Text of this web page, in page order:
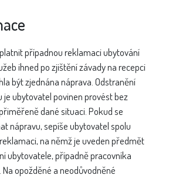
případnou reklamaci ubytování
ihned po zjištění závady na recepci
být zjednána náprava. Odstranění
je ubytovatel povinen provést bez
dané situaci. Pokud se
nápravu, sepíše ubytovatel spolu
na němž je uveden předmět
ubytovatele, případně pracovníka
opožděné a neodůvodněné